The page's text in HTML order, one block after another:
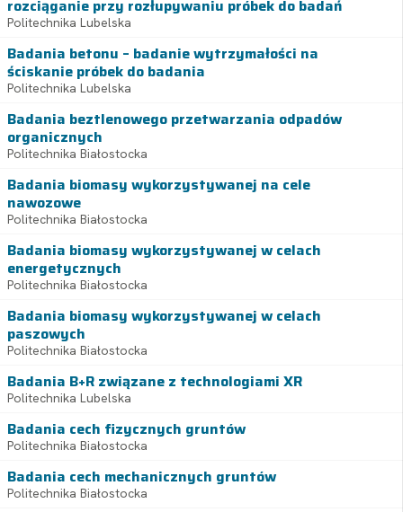
rozciąganie przy rozłupywaniu próbek do badań
Politechnika Lubelska
Badania betonu – badanie wytrzymałości na
ściskanie próbek do badania
Politechnika Lubelska
Badania beztlenowego przetwarzania odpadów
organicznych
Politechnika Białostocka
Badania biomasy wykorzystywanej na cele
nawozowe
Politechnika Białostocka
Badania biomasy wykorzystywanej w celach
energetycznych
Politechnika Białostocka
Badania biomasy wykorzystywanej w celach
paszowych
Politechnika Białostocka
Badania B+R związane z technologiami XR
Politechnika Lubelska
Badania cech fizycznych gruntów
Politechnika Białostocka
Badania cech mechanicznych gruntów
Politechnika Białostocka